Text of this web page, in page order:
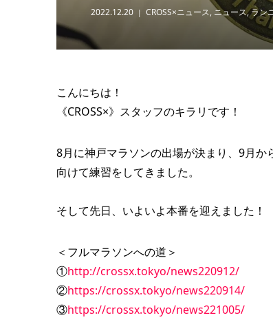
2022.12.20 CROSS×ニュース, ニュース,ラン
こんにちは！
《CROSS×》スタッフのキラリです！
8月に神戸マラソンの出場が決まり、9月
向けて練習をしてきました。
そして先日、いよいよ本番を迎えました！
＜フルマラソンへの道＞
①http://crossx.tokyo/news220912/
②https://crossx.tokyo/news220914/
③https://crossx.tokyo/news221005/